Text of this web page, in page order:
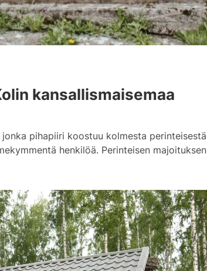
kansallismaisemaa
jon­ka pi­ha­pii­ri koos­tuu kol­mes­ta pe­rin­tei­ses­tä
hen­ki­löä. Pe­rin­tei­sen ma­joi­tuk­sen